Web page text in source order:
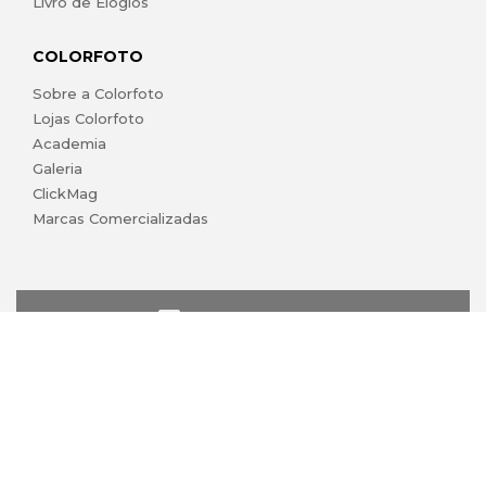
COLORFOTO
Sobre a Colorfoto
Lojas Colorfoto
Academia
Galeria
ClickMag
Marcas Comercializadas
lojaonline@colorfoto.pt